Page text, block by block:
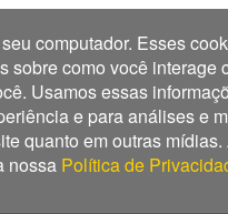
computador. Esses
sobre como você interage
Usamos essas
e para análises e
quanto em outras
nossa Política de